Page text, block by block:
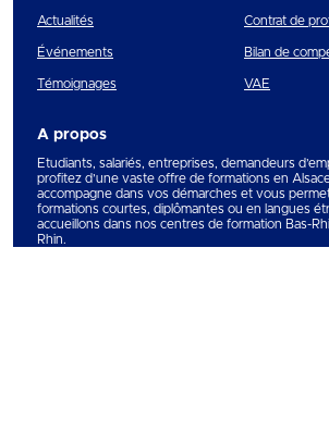
Actualités
Événements
Témoignages
Contrat de
Bilan de
VAE
A propos
Etudiants, salariés, entreprises, demandeurs
profitez d’une vaste offre de formations en
accompagne dans vos démarches et vous
formations courtes, diplômantes ou en langues
accueillons dans nos centres de formation Bas-
Rhin.